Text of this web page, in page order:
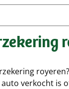
verkocht is